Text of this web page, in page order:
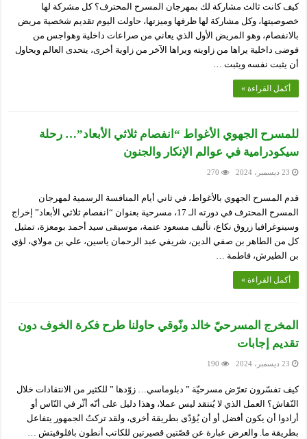
كيف كانت ثالث مشاركة لك بمهرجان المسرح المحترف؟ كل مشركة لها
خصوصيتها، وكل مشاركة لها ظرفها وميزتها، حاولت اليوم تقديم شخصية مريض
بالانفصام، وهو المريض الأول الذي يعاني من صراعات داخلية وهواجس من
فوضى داخلية يراها من زاويته ويراها الآخر من زاوية أخرى، يتحدى العالم ويحاول
أن يثبت نفسه ويثبت …
أكمل القراءة »
للمسرح الجهوي الأغواط “انفصام ثلاثي الأبعاد”… رحلة
سيكودرامية في عوالم الإنكار والجنون
23 ديسمبر، 2024 270
قدم المسرح الجهوي بالأغواط، في ثاني أيام المنافسة الرسمية لمهرجان
المسرح المحترف في دورته الـ 17، مسرحية بعنوان “انفصام ثلاثي الأبعاد” إخراج
وسينوغرافيا زروق نكاع، تأليف مسعود عتمة، موسيقى سيد أحمد بومعزة، تمثيل
كل من الطاهر بن صفي الدين، شريفي عبد الرحمان ياسين، علي بن مولاي، لؤي
بن الطيرش، فاطمة …
أكمل القراءة »
المخرج المسرحيّ خالد ونّوقي حاولنا طرح فكرة الخوف دون
تقديم إجابات
23 ديسمبر، 2024 190
كيف تفسّرون تعرّض مسرحيّة ” دبلوماسي… زوّدها ” للكثير من الانتقادات خلال
النّقاش؟ العمل الذي لا يُنتقد ليس عملا، وهذا دليل على أنّه أثّر في النّاس أو
أرادوا أن يكون أفضل أو أن يُؤدّى بطريقة أخرى، ولقد تركتُ الجمهور يتفاعل
بطريقة ما. والعرض عبارة عن قصّتين قصيرتين للكاتب أنطون بافلوفيتش …